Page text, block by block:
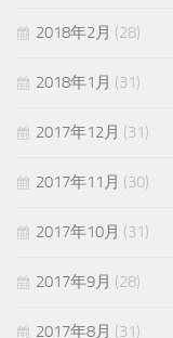
2018年2月 (28)
2018年1月 (31)
2017年12月 (31)
2017年11月 (30)
2017年10月 (31)
2017年9月 (28)
2017年8月 (31)